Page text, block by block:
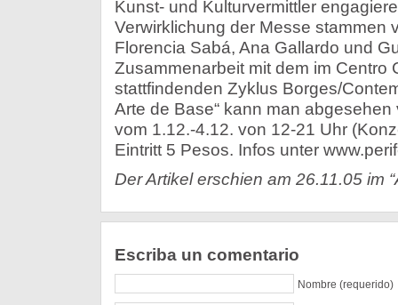
Kunst- und Kulturvermittler
Verwirklichung der Messe stammen
Florencia Sabá, Ana Gallardo und
Zusammenarbeit mit dem im Centro
stattfindenden Zyklus Borges/
Arte de Base“ kann man
vom 1.12.-4.12. von 12-21 Uhr
Eintritt 5 Pesos. Infos unter
Der Artikel erschien am 26.11.05 im
Escriba un comentario
Nombre (requerido)